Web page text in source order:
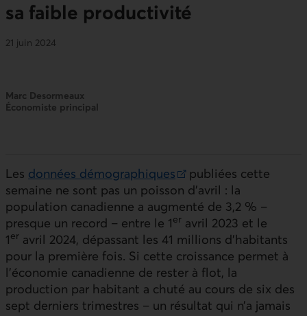
sa faible productivité
21 juin 2024
Marc Desormeaux
Économiste principal
Les données démographiques
Lien externe au site.
publiées cette
semaine ne sont pas un poisson d’avril : la
population canadienne a augmenté de 3,2 % –
presque un record – entre le 1er avril 2023 et le
1er avril 2024, dépassant les 41 millions d’habitants
pour la première fois. Si cette croissance permet à
l’économie canadienne de rester à flot, la
production par habitant a chuté au cours de six des
sept derniers trimestres – un résultat qui n’a jamais